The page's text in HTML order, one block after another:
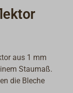
aus 1 mm
Staumaß.
die Bleche